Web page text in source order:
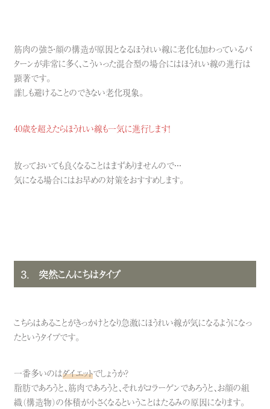
筋肉の強さ・顔の構造が原因となるほうれい線に老化も加わっているパ
ターンが非常に多く、こういった混合型の場合にはほうれい線の進行は
顕著です。
誰しも避けることのできない老化現象。
40歳を超えたらほうれい線も一気に進行します！
放っておいても良くなることはまずありませんので・・・
気になる場合にはお早めの対策をおすすめします。
３． 突然こんにちはタイプ
こちらはあることがきっかけとなり急激にほうれい線が気になるようになっ
たというタイプです。
一番多いのはダイエットでしょうか？
脂肪であろうと、筋肉であろうと、それがコラーゲンであろうと、お顔の組
織（構造物）の体積が小さくなるということはたるみの原因になります。